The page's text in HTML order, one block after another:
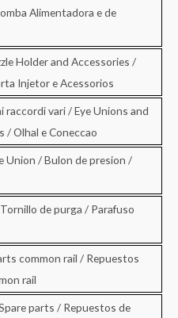
Alimentadora e de
Holder and Accessories /
Injetor e Acessorios
vari / Eye Unions and
/ Olhal e Coneccao
Union / Bulon de presion /
de purga / Parafuso
common rail / Repuestos
rail
parts / Repuestos de